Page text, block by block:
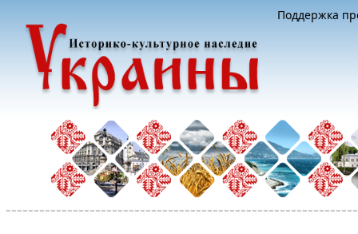
Поддержка